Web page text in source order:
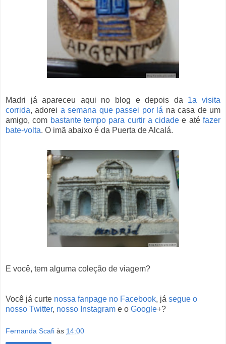
Madri já apareceu aqui no blog e depois da 1a visita
corrida, adorei a semana que passei por lá na casa de um
amigo, com bastante tempo para curtir a cidade e atéfazer
bate-volta. O imã abaixo é da Puerta de Alcalá.
E você, tem alguma coleção de viagem?
Você já curte nossa fanpage no Facebook, já segue o
nosso Twitter, nosso Instagram e o Google+?
Fernanda Scafi às 14:00